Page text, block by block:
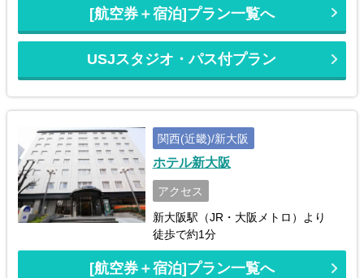
[航空券＋宿泊]プラン一覧へ
USJスタジオ・パス付プラン
関西(近畿)/新大阪
ホテル新大阪
アクセス
新大阪駅（JR・大阪メトロ）より
徒歩で約1分
[航空券＋宿泊]プラン一覧へ